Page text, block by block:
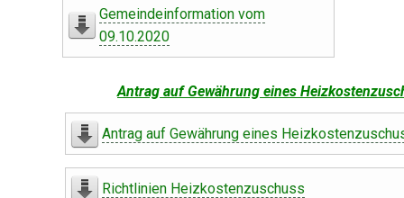
Gemeindeinformation vom
09.10.2020
Antrag auf Gewährung eines
Antrag auf Gewährung eines
Richtlinien Heizkostenzuschuss